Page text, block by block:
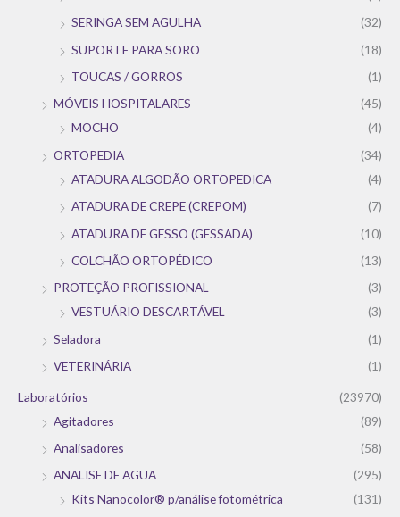
SERINGA SEM AGULHA
(32)
SUPORTE PARA SORO
(18)
TOUCAS / GORROS
(1)
MÓVEIS HOSPITALARES
(45)
MOCHO
(4)
ORTOPEDIA
(34)
ATADURA ALGODÃO ORTOPEDICA
(4)
ATADURA DE CREPE (CREPOM)
(7)
ATADURA DE GESSO (GESSADA)
(10)
COLCHÃO ORTOPÉDICO
(13)
PROTEÇÃO PROFISSIONAL
(3)
VESTUÁRIO DESCARTÁVEL
(3)
Seladora
(1)
VETERINÁRIA
(1)
Laboratórios
(23970)
Agitadores
(89)
Analisadores
(58)
ANALISE DE AGUA
(295)
Kits Nanocolor® p/análise fotométrica
(131)